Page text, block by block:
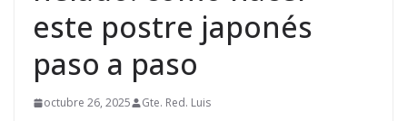
este postre japonés
paso a paso
octubre 26, 2025 Gte. Red. Luis